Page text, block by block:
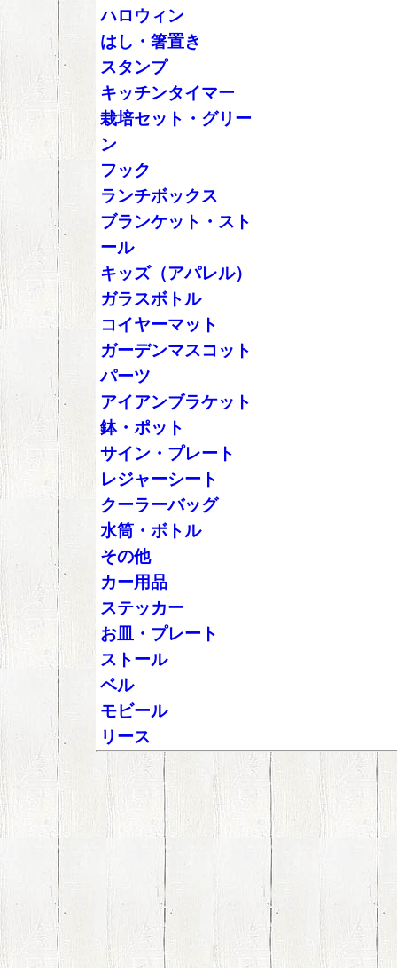
ハロウィン
はし・箸置き
スタンプ
キッチンタイマー
栽培セット・グリー
ン
フック
ランチボックス
ブランケット・スト
ール
キッズ（アパレル）
ガラスボトル
コイヤーマット
ガーデンマスコット
パーツ
アイアンブラケット
鉢・ポット
サイン・プレート
レジャーシート
クーラーバッグ
水筒・ボトル
その他
カー用品
ステッカー
お皿・プレート
ストール
ベル
モビール
リース